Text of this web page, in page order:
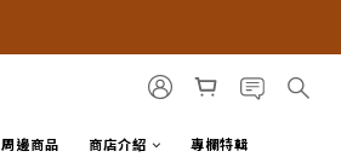
周邊商品 商店介紹 專欄特輯